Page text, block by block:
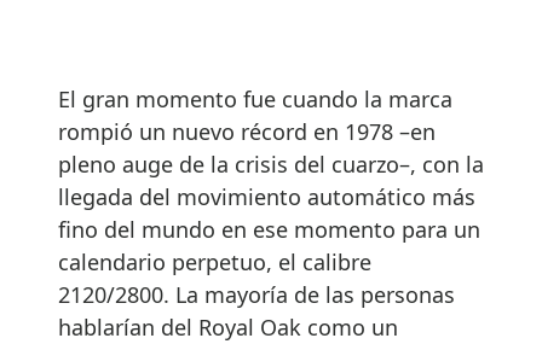
El gran momento fue cuando la marca
rompió un nuevo récord en 1978 –en
pleno auge de la crisis del cuarzo–, con la
llegada del movimiento automático más
fino del mundo en ese momento para un
calendario perpetuo, el calibre
2120/2800. La mayoría de las personas
hablarían del Royal Oak como un